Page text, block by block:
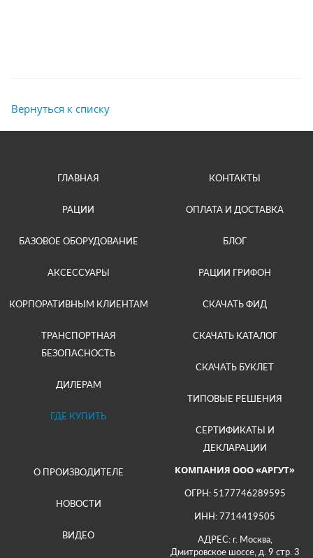
Вернуться к списку
ГЛАВНАЯ
РАЦИИ
БАЗОВОЕ ОБОРУДОВАНИЕ
АКСЕССУАРЫ
КОРПОРАТИВНЫМ КЛИЕНТАМ
ТРАНСПОРТНАЯ
БЕЗОПАСНОСТЬ
ДИЛЕРАМ
ГДЕ КУПИТЬ
КОНТАКТЫ
ОПЛАТА И ДОСТАВКА
БЛОГ
РАЦИИ ГРИФОН
СКАЧАТЬ ФИД
СКАЧАТЬ КАТАЛОГ
СКАЧАТЬ БУКЛЕТ
ТИПОВЫЕ РЕШЕНИЯ
СЕРТИФИКАТЫ И
ДЕКЛАРАЦИИ
О ПРОИЗВОДИТЕЛЕ
НОВОСТИ
ВИДЕО
КОМПАНИЯ ООО «АРГУТ»
ОГРН: 5177746289595
ИНН: 7714419505
АДРЕС: г. Москва,
Дмитровское шоссе, д. 9 стр. 3